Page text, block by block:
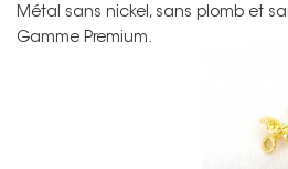
Métal sans nickel, sans plomb et
Gamme Premium.